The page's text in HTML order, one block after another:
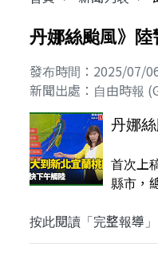
丹娜絲颱風》
發布時間：2025/07/
新聞出處：自由時報
丹娜
首次上
縣市，
按此閱讀「完整報導」